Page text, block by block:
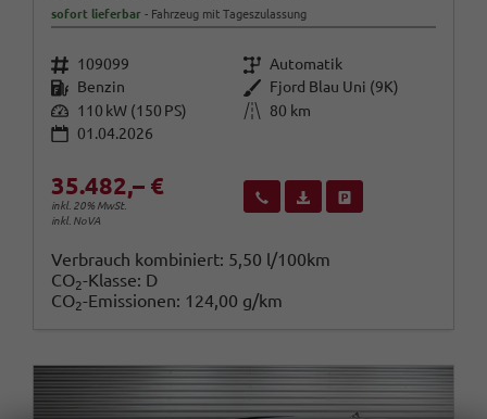
sofort lieferbar Fahrzeug mit Tageszulassung
Fahrzeugnr. 109099 Getriebe Automatik
Kraftstoff Benzin Außenfarbe Fjord Blau Uni (9K)
Leistung 110 kW (150 PS) Kilometerstand
80 km
01.04.2026
35.482,– €
inkl. 20% MwSt.
inkl. NoVA
Wir rufen Sie anFahrzeugexposé (PDF)
Verbrauch kombiniert: 5,50 l/100km
CO2-Klasse: D
CO2-Emissionen: 124,00 g/km